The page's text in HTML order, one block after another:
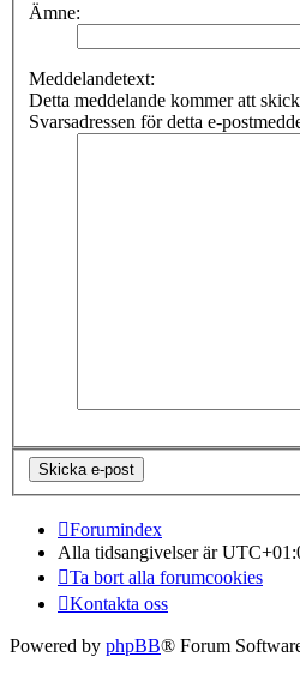
Ämne:
Meddelandetext:
Detta meddelande kommer att
Svarsadressen för detta e-
Forumindex
Alla tidsangivelser är
Ta bort alla forumcookies
Kontakta oss
Powered by phpBB® Forum